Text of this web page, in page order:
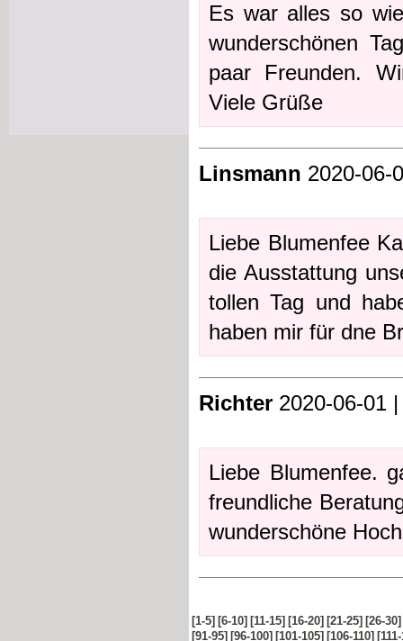
Es war alles so
wunderschönen
paar Freunden.
Viele Grüße
Linsmann 2020-06-
Liebe Blumenfee
die Ausstattung
tollen Tag und
haben mir für dne
Richter 2020-06-01
Liebe Blumenfee.
freundliche
wunderschöne
[1-5] [6-10] [11-15] [16-20] [21-25] [26-30]
[91-95] [96-100] [101-105] [106-110]